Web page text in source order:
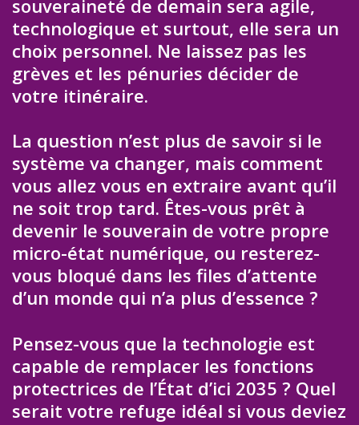
souveraineté de demain sera agile,
technologique et surtout, elle sera un
choix personnel. Ne laissez pas les
grèves et les pénuries décider de
votre itinéraire.
La question n’est plus de savoir si le
système va changer, mais comment
vous allez vous en extraire avant qu’il
ne soit trop tard. Êtes-vous prêt à
devenir le souverain de votre propre
micro-état numérique, ou resterez-
vous bloqué dans les files d’attente
d’un monde qui n’a plus d’essence ?
Pensez-vous que la technologie est
capable de remplacer les fonctions
protectrices de l’État d’ici 2035 ? Quel
serait votre refuge idéal si vous deviez